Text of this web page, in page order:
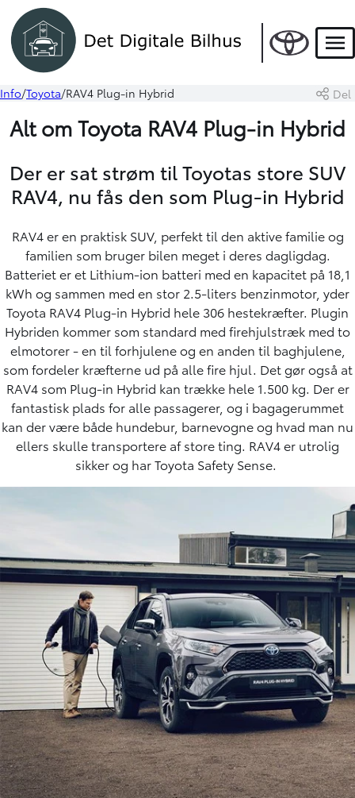
Info Toyota RAV4 Plug-in Hybrid Del
Alt om Toyota RAV4 Plug-in Hybrid
Der er sat strøm til Toyotas store SUV
RAV4, nu fås den som Plug-in Hybrid
RAV4 er en praktisk SUV, perfekt til den aktive familie og
familien som bruger bilen meget i deres dagligdag.
Batteriet er et Lithium-ion batteri med en kapacitet på 18,1
kWh og sammen med en stor 2.5-liters benzinmotor, yder
Toyota RAV4 Plug-in Hybrid hele 306 hestekræfter. Plugin
Hybriden kommer som standard med firehjulstræk med to
elmotorer - en til forhjulene og en anden til baghjulene,
som fordeler kræfterne ud på alle fire hjul. Det gør også at
RAV4 som Plug-in Hybrid kan trække hele 1.500 kg. Der er
fantastisk plads for alle passagerer, og i bagagerummet
kan der være både hundebur, barnevogne og hvad man nu
ellers skulle transportere af store ting. RAV4 er utrolig
sikker og harToyota Safety Sense.